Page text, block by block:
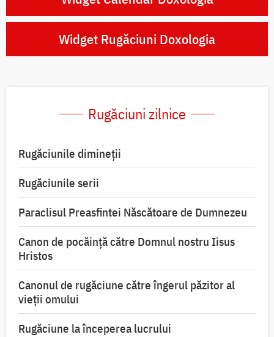
Widget Rugăciuni Doxologia
Rugăciuni zilnice
Rugăciunile dimineții
Rugăciunile serii
Paraclisul Preasfintei Născătoare de Dumnezeu
Canon de pocăință către Domnul nostru Iisus
Hristos
Canonul de rugăciune către îngerul păzitor al
vieții omului
Rugăciune la începerea lucrului